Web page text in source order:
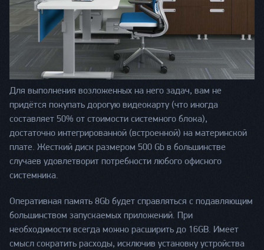
Для выполнения возложенных на него задач, вам не
придётся покупать дорогую видеокарту (что иногда
составляет 50% от стоимости системного блока),
достаточно интегрированной (встроенной) на материнской
плате. Жесткий диск размером 500 Gb в большинстве
случаев удовлетворит потребности любого офисного
системника.
Оперативная память 8Gb будет справляться с подавляющим
большинством запускаемых приложений. При
необходимости всегда можно расширить до 16GB. Имеет
смысл сократить расходы, исключив установку устройства